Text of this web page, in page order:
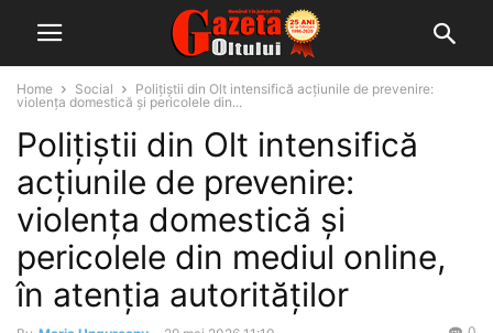
Home Social
Polițiștii din Olt intensifică acțiunile de prevenire:
violența domestică și pericolele din...
Polițiștii din Olt intensifică
acțiunile de prevenire:
violența domestică și
pericolele din mediul online,
în atenția autorităților